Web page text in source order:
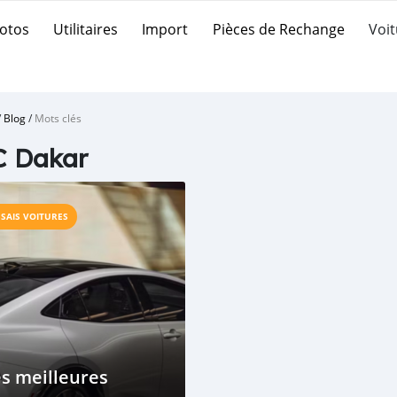
Utilitaires Import Pièces de Rechange
Blog/Mots clés
Dakar
VOITURES
meilleures